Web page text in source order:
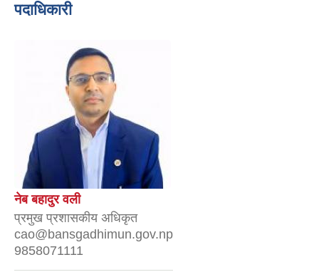
पदाधिकारी
नेब बहादुर वली
प्रमुख प्रशासकीय अधिकृत
cao@bansgadhimun.gov.np
9858071111